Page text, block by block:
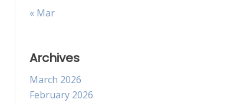
« Mar
Archives
March 2026
February 2026